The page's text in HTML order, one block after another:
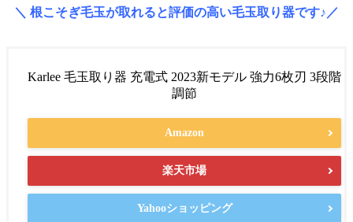
＼ 根こそぎ毛玉が取れると評価の高い毛玉取り器です♪／
Karlee 毛玉取り器 充電式 2023新モデル 強力6枚刃 3段階
調節
Amazon
楽天市場
Yahooショッピング